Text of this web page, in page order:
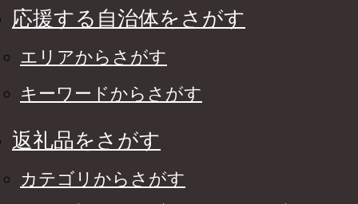
応援する自治体をさがす
エリアからさがす
キーワードからさがす
返礼品をさがす
カテゴリからさがす